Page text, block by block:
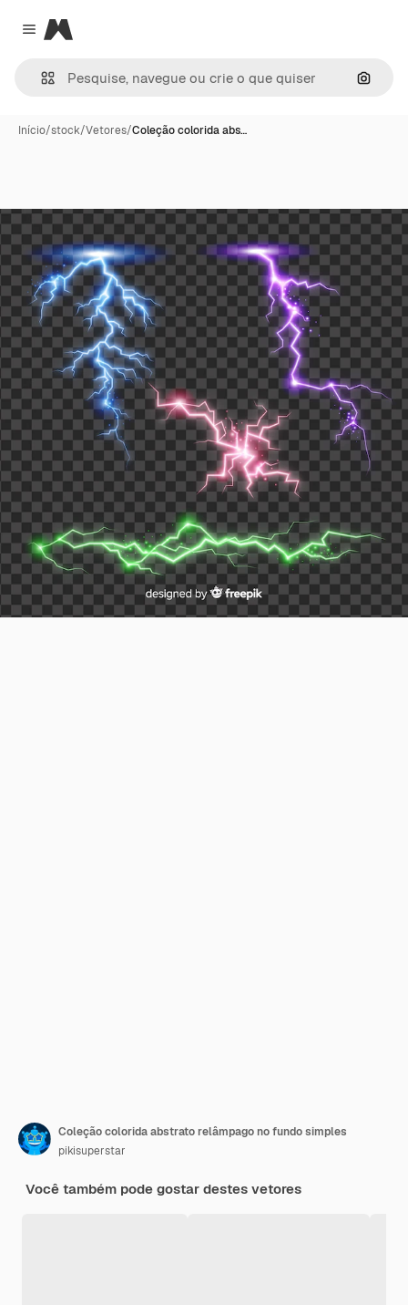
Close menu
Magnific
Início/stock/Vetores/Coleção colorida abs…
Coleção colorida abstrato relâmpago no fundo simples
pikisuperstar
Você também pode gostar destes vetores